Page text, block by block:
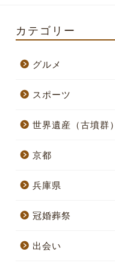
カテゴリー
グルメ
スポーツ
世界遺産（古墳群）
京都
兵庫県
冠婚葬祭
出会い